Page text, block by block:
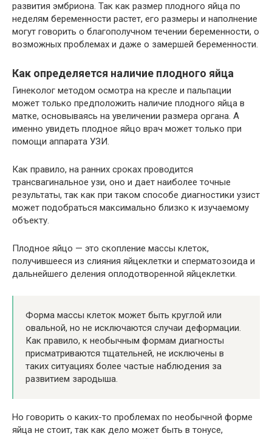
развития эмбриона. Так как размер плодного яйца по
неделям беременности растет, его размеры и наполнение
могут говорить о благополучном течении беременности, о
возможных проблемах и даже о замершей беременности.
Как определяется наличие плодного яйца
Гинеколог методом осмотра на кресле и пальпации
может только предположить наличие плодного яйца в
матке, основываясь на увеличении размера органа. А
именно увидеть плодное яйцо врач может только при
помощи аппарата УЗИ.
Как правило, на ранних сроках проводится
трансвагинальное узи, оно и дает наиболее точные
результаты, так как при таком способе диагностики узист
может подобраться максимально близко к изучаемому
объекту.
Плодное яйцо — это скопление массы клеток,
получившееся из слияния яйцеклетки и сперматозоида и
дальнейшего деления оплодотворенной яйцеклетки.
Форма массы клеток может быть круглой или
овальной, но не исключаются случаи деформации.
Как правило, к необычным формам диагносты
присматриваются тщательней, не исключены в
таких ситуациях более частые наблюдения за
развитием зародыша.
Но говорить о каких-то проблемах по необычной форме
яйца не стоит, так как дело может быть в тонусе,